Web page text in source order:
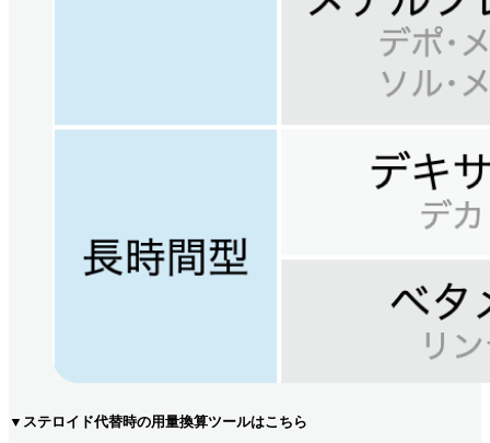
▼ステロイド代替時の用量換算ツールはこちら